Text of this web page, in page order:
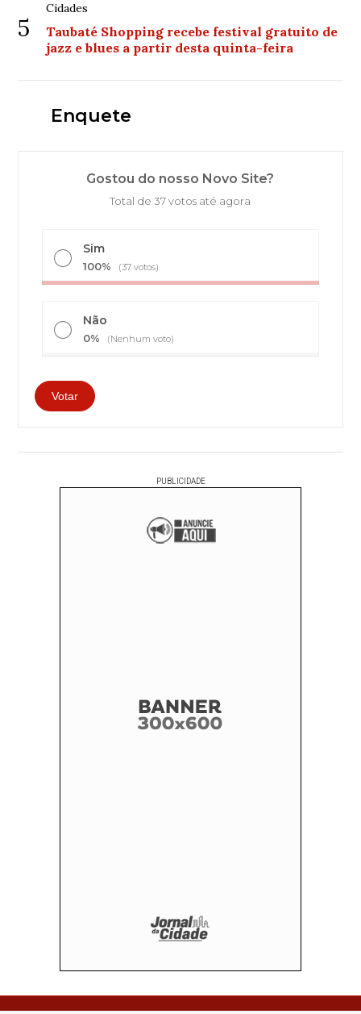
5
Cidades
Taubaté Shopping recebe festival gratuito de
jazz e blues a partir desta quinta-feira
Enquete
Gostou do nosso Novo Site?
Total de 37 votos até agora
Sim
100% (37 votos)
Não
0% (Nenhum voto)
PUBLICIDADE